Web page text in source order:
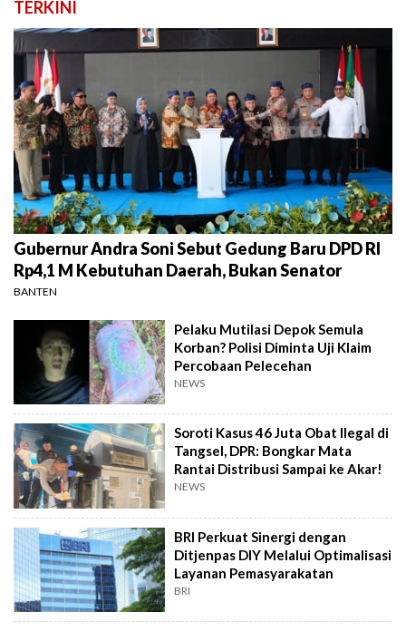
TERKINI
Gubernur Andra Soni Sebut Gedung Baru DPD RI
Rp4,1 M Kebutuhan Daerah, Bukan Senator
BANTEN
Pelaku Mutilasi Depok Semula
Korban? Polisi Diminta Uji Klaim
Percobaan Pelecehan
NEWS
Soroti Kasus 46 Juta Obat Ilegal di
Tangsel, DPR: Bongkar Mata
Rantai Distribusi Sampai ke Akar!
NEWS
BRI Perkuat Sinergi dengan
Ditjenpas DIY Melalui Optimalisasi
Layanan Pemasyarakatan
BRI